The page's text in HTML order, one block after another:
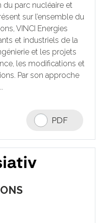
du parc nucléaire et
sur l’ensemble du
VINCI Energies
et industriels de la
et les projets
les modifications et
Par son approche
PDF